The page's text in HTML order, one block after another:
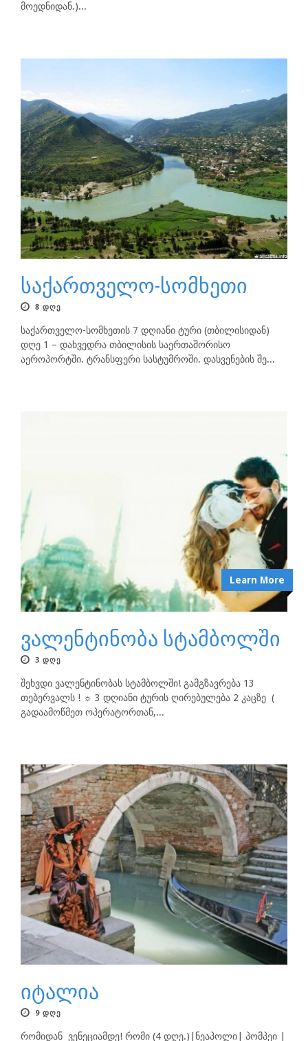
მოედნიდან.)...
საქართველო-სომხეთი
8 ᲓᲦᲔ
საქართველო-სომხეთის 7 დღიანი ტური (თბილისიდან)
დღე 1 – დახვედრა თბილისის საერთაშორისო
აეროპორტში. ტრანსფერი სასტუმროში. დასვენების შე...
Learn More
ვალენტინობა სტამბოლში
3 ᲓᲦᲔ
შეხვდი ვალენტინობას სტამბოლში! გამგზავრება 13
თებერვალს ! ☼ 3 დღიანი ტურის ღირებულება 2 კაცზე (
გადაამოწმეთ ოპერატორთან,...
იტალია
9 ᲓᲦᲔ
რომიდან ვენეციამდე! რომი (4 დღე.)|ნეაპოლი| პომპეი |